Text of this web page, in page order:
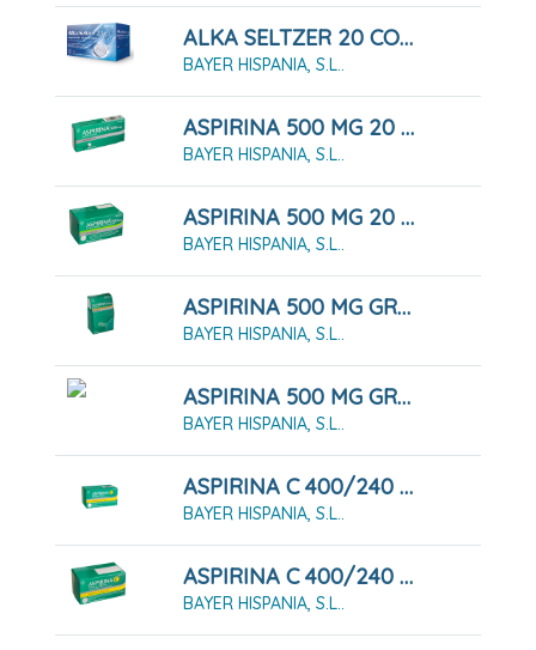
ALKA SELTZER 20 COMPRIMIDOS EFERVESCENTES
BAYER HISPANIA, S.L..
ASPIRINA 500 MG 20 COMPRIMIDOS
BAYER HISPANIA, S.L..
ASPIRINA 500 MG 20 COMPRIMIDOS EFERVESCENTES
BAYER HISPANIA, S.L..
ASPIRINA 500 MG GRANULADO 10 SOBRES
BAYER HISPANIA, S.L..
ASPIRINA 500 MG GRANULADO 20 SOBRES
BAYER HISPANIA, S.L..
ASPIRINA C 400/240 MG 10 COMPRIMIDOS EFERVESCENTES
BAYER HISPANIA, S.L..
ASPIRINA C 400/240 MG 20 COMPRIMIDOS EFERVESCENTES
BAYER HISPANIA, S.L..